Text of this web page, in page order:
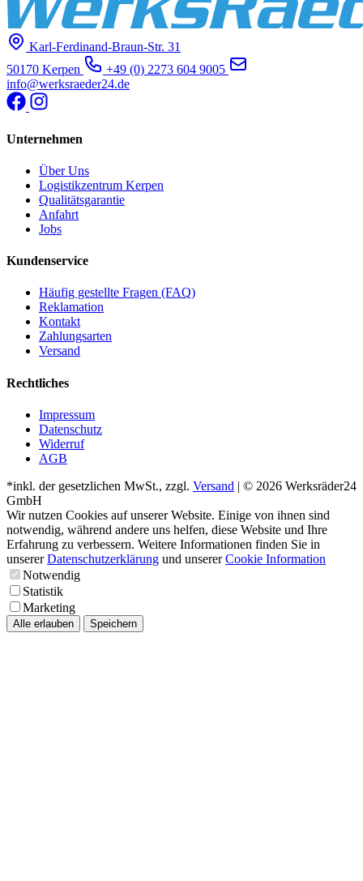
Karl-Ferdinand-Braun-Str. 31
50170 Kerpen
+49 (0) 2273 604 9005
info@werksraeder24.de
Unternehmen
Über Uns
Logistikzentrum Kerpen
Qualitätsgarantie
Anfahrt
Jobs
Kundenservice
Häufig gestellte Fragen (FAQ)
Reklamation
Kontakt
Zahlungsarten
Versand
Rechtliches
Impressum
Datenschutz
Widerruf
AGB
*inkl. der gesetzlichen MwSt., zzgl. Versand | © 2026 Werksräder24
GmbH
Wir nutzen Cookies auf unserer Website. Einige von ihnen sind
notwendig, während andere uns helfen, diese Website und Ihre
Erfahrung zu verbessern. Weitere Informationen finden Sie in
unsererDatenschutzerklärung und unsererCookie Information
Notwendig
Statistik
Marketing
Alle erlauben Speichern